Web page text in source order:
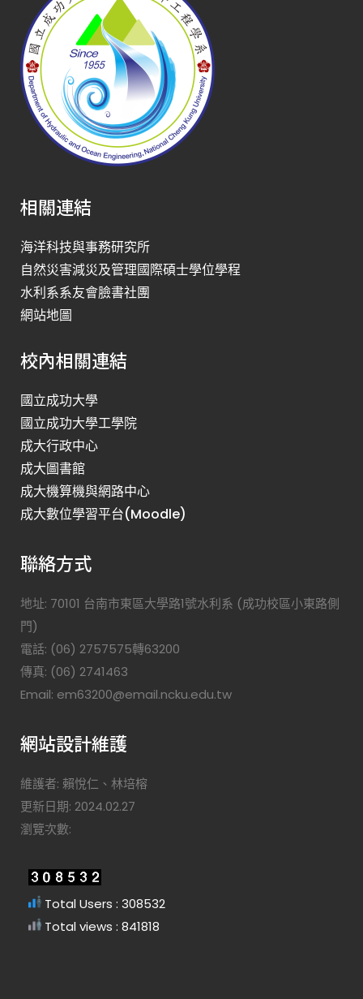
相關連結
海洋科技與事務研究所
自然災害減災及管理國際碩士學位學程
水利系系友會臉書社團
網站地圖
校內相關連結
國立成功大學
國立成功大學工學院
成大行政中心
成大圖書館
成大機算機與網路中心
成大數位學習平台(Moodle)
聯絡方式
地址: 70101 台南市東區大學路1號水利系 (成功校區小東路側
門)
電話: (06) 2757575轉63200
傳真: (06) 2741463
Email: em63200@email.ncku.edu.tw
網站設計維護
維護者: 賴悅仁、林培榕
更新日期: 2024.02.27
瀏覽次數:
Total Users : 308532
Total views : 841818